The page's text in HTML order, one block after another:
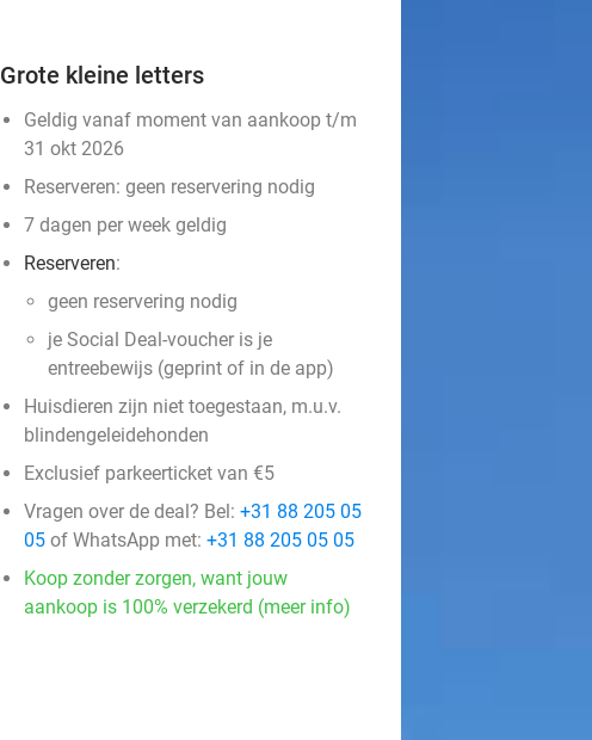
Grote kleine letters
Geldig vanaf moment van aankoop t/m
31 okt 2026
Reserveren: geen reservering nodig
7 dagen per week geldig
Reserveren:
geen reservering nodig
je Social Deal-voucher is je
entreebewijs (geprint of in de app)
Huisdieren zijn niet toegestaan, m.u.v.
blindengeleidehonden
Exclusief parkeerticket van €5
Vragen over de deal? Bel: +31 88 205 05
05 of WhatsApp met: +31 88 205 05 05
Koop zonder zorgen, want jouw
aankoop is 100% verzekerd (meer info)